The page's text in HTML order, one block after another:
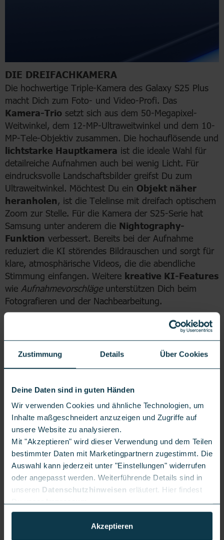
Zustimmung Details Über Cookies
Deine Daten sind in guten Händen
Wir verwenden Cookies und ähnliche Technologien, um
Inhalte maßgeschneidert anzuzeigen und Zugriffe auf
unsere Website zu analysieren.
Mit "Akzeptieren" wird dieser Verwendung und dem Teilen
bestimmter Daten mit Marketingpartnern zugestimmt. Die
Auswahl kann jederzeit unter "Einstellungen" widerrufen
oder angepasst werden. Weiterführende Details sind in
unseren Datenschutzhinweisen erläutert. Hier findest
Du unserImpressum.
Akzeptieren
DIE DREIFACHKAMERA
Die hochwertige Triple-Kamera des Galaxy S25 Plus
macht Dich zum Foto- und Video-Profi. Das
Kamera-Trio setzt sich aus dem 50-Megapixel-
Weitwinkel, dem 12-MP-Ultraweitwinkel und dem 10-
MP-Tele-Objektiv zusammen. Die hochauflösende und
lichtstarke Hauptkamera ist die ideale Wahl für
detailreiche Aufnahmen auch bei wenig Licht. Für
eindrucksvolle Landschaftsbilder greifst Du zum
Ultraweitwinkel. Möchtest Du ein Objekt näher
heranholen, ist die Telelinse mit dreifach optischem
Zoom zur Stelle. Für die Kamera der S25-Serie hat
Samsung unter anderem die Nightography-
Funktion verbessert. Bereits bei der Aufnahme
reduziert die KI störendes Bildrauschen und sorgt für
klare, atmosphärische Videos, die die abendliche
Stimmung einfangen. Weitere kreative KI-Features
wie Aufnahmevorschlägeunterstützen Dich beim
Fotografieren und der Nachbearbeitung.